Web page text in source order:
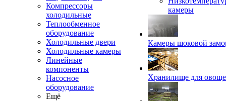
Компрессоры
холодильные
Теплообменное
оборудование
Холодильные двери
Холодильные камеры
Линейные
компоненты
Насосное
оборудование
Ещё
камеры
Камеры шоковой
Хранилище для